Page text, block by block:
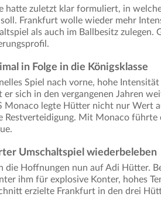
hatte zuletzt klar formuliert, in
Frankfurt wolle wieder mehr
als auch im Ballbesitz zulegen.
in Folge in die Königsklasse
Spiel nach vorne, hohe
er sich in den vergangenen Jahren
Monaco legte Hütter nicht nur Wert
Restverteidigung. Mit Monaco führte
Umschaltspiel wiederbeleben
die Hoffnungen nun auf Adi Hütter.
ihm für explosive Konter, hohes
erzielte Frankfurt in den drei